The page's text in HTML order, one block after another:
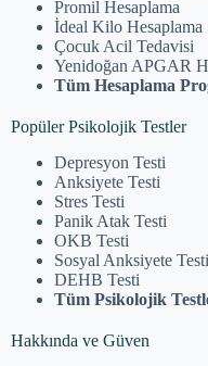
Promil Hesaplama
İdeal Kilo Hesaplama
Çocuk Acil Tedavisi
Yenidoğan APGAR
Tüm Hesaplama
Popüler Psikolojik Testler
Depresyon Testi
Anksiyete Testi
Stres Testi
Panik Atak Testi
OKB Testi
Sosyal Anksiyete Testi
DEHB Testi
Tüm Psikolojik
Hakkında ve Güven